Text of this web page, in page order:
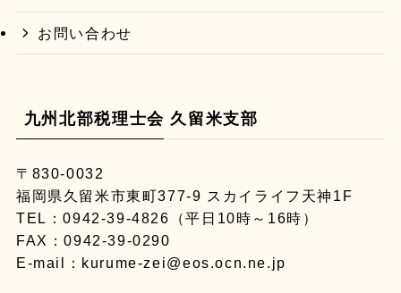
お問い合わせ
九州北部税理士会 久留米支部
〒830-0032
福岡県久留米市東町377-9 スカイライフ天神1F
TEL：0942-39-4826 （平日10時～16時）
FAX：0942-39-0290
E-mail： kurume-zei@eos.ocn.ne.jp